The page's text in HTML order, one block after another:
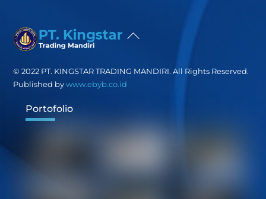
Back
© 2022 PT. KINGSTAR TRADING MANDIRI. All Rights Reserved.
Published bywww.ebyb.co.id
Portofolio